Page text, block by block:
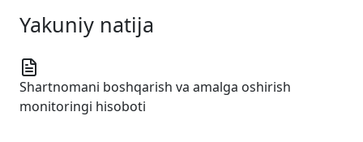
Yakuniy natija
Shartnomani boshqarish va amalga oshirish
monitoringi hisoboti